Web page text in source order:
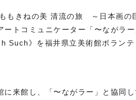
もきねの美 清流の旅 ～日本画の
トコミュニケーター「〜ながラ
Such》を福井県立美術館ボランテ
来館し、「〜ながラー」と協同